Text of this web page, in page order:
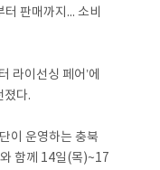
판매까지... 소비
라이선싱 페어’에
졌다.
이 운영하는 충북
함께 14일(목)~17